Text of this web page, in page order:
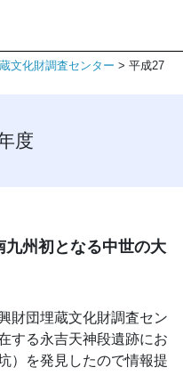
文化財調査センター > 平成27
度
中世の大
財団埋蔵文化財調査セン
する永吉天神段遺跡にお
）を発見したので情報提